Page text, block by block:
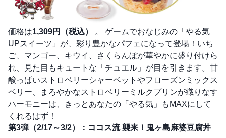
価格は1,309円（税込）
。 ゲームでおなじみの「やる気
UPスイーツ」が、彩り豊かなパフェになって登場！いち
ご、マンゴー、キウイ、さくらんぼが華やかに盛り付けら
れ、見た目もキュートな「チュエル」が目を引きます。甘
酸っぱいストロベリーシャーベットやフローズンミックス
ベリー、まろやかなストロベリーミルクプリンが織りなす
ハーモニーは、きっとあなたの「やる気」もMAXにして
くれるはず！
第3弾（2/17～3/2）：ココス流 襲来！鬼ヶ島麻婆豆腐丼